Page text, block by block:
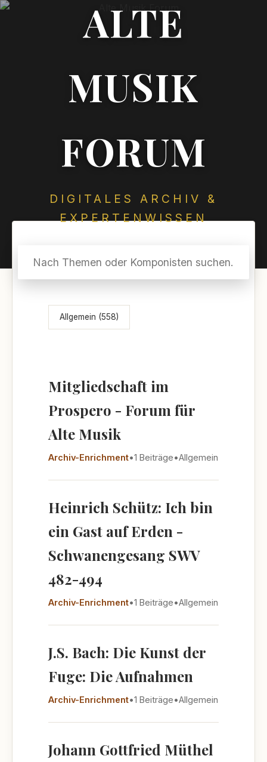
ALTE
MUSIK
FORUM
DIGITALES ARCHIV &
EXPERTENWISSEN
Themenübersicht
Allgemein (558)
Mitgliedschaft im
Prospero - Forum für
Alte Musik
Archiv-Enrichment•1 Beiträge•Allgemein
Heinrich Schütz: Ich bin
ein Gast auf Erden -
Schwanengesang SWV
482-494
Archiv-Enrichment•1 Beiträge•Allgemein
J.S. Bach: Die Kunst der
Fuge: Die Aufnahmen
Archiv-Enrichment•1 Beiträge•Allgemein
Johann Gottfried Müthel